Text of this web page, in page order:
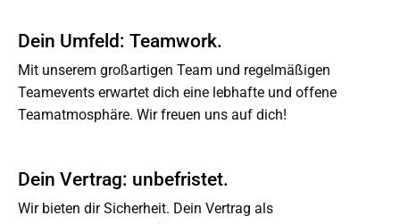
Dein Umfeld: Teamwork.
Mit unserem großartigen Team und regelmäßigen
Teamevents erwartet dich eine lebhafte und offene
Teamatmosphäre. Wir freuen uns auf dich!
Dein Vertrag: unbefristet.
Wir bieten dir Sicherheit. Dein Vertrag als